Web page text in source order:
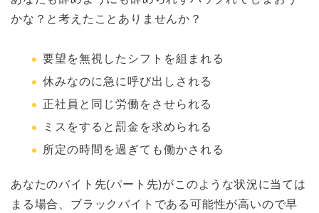
かな？と考えたことありませんか？
要望を無視したシフトを組まれる
休みなのに急に呼び出しされる
正社員と同じ労働をさせられる
ミスをすると罰金を求められる
所定の時間を過ぎても働かされる
あなたのバイト先(パート先)がこのような状況に当ては
まる場合、ブラックバイトである可能性が高いので早